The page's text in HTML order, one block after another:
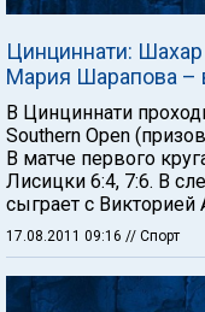
Цинциннати:
Мария Шарапова –
В Цинциннати
Southern Open
В матче первого
Лисицки 6:4, 7:6. В
сыграет с Викторией
17.08.2011 09:16 // Спорт